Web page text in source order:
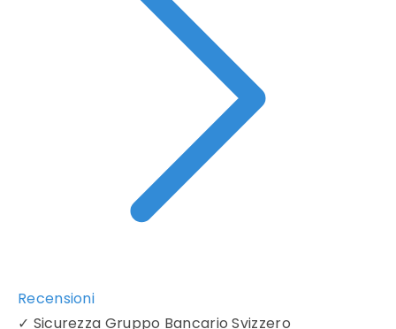
Recensioni
✓ Sicurezza Gruppo Bancario Svizzero